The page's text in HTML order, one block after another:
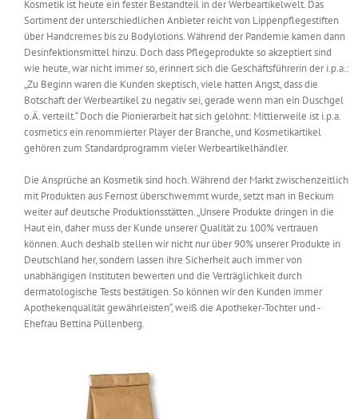
Kosmetik ist heute ein fester Bestandteil in der Werbeartikelwelt. Das
Sortiment der unterschiedlichen Anbieter reicht von Lippenpflegestiften
über Handcremes bis zu Bodylotions. Während der Pandemie kamen dann
Desinfektionsmittel hinzu. Doch dass Pflegeprodukte so akzeptiert sind
wie heute, war nicht immer so, erinnert sich die Geschäftsführerin der i.p.a.:
„Zu Beginn waren die Kunden skeptisch, viele hatten Angst, dass die
Botschaft der Werbeartikel zu negativ sei, gerade wenn man ein Duschgel
o.Ä. verteilt.“ Doch die Pionierarbeit hat sich gelohnt: Mittlerweile ist i.p.a.
cosmetics ein renommierter Player der Branche, und Kosmetikartikel
gehören zum Standardprogramm vieler Werbeartikelhändler.
Die Ansprüche an Kosmetik sind hoch. Während der Markt zwischenzeitlich
mit Produkten aus Fernost überschwemmt wurde, setzt man in Beckum
weiter auf deutsche Produktionsstätten. „Unsere Produkte dringen in die
Haut ein, daher muss der Kunde unserer Qualität zu 100% vertrauen
können. Auch deshalb stellen wir nicht nur über 90% unserer Produkte in
Deutschland her, sondern lassen ihre Sicherheit auch immer von
unabhängigen Instituten bewerten und die Verträglichkeit durch
dermatologische Tests bestätigen. So können wir den Kunden immer
Apothekenqualität gewährleisten“, weiß die Apotheker-Tochter und -
Ehefrau Bettina Püllenberg.